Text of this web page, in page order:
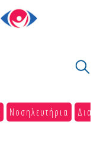
Νοσηλευτήρια